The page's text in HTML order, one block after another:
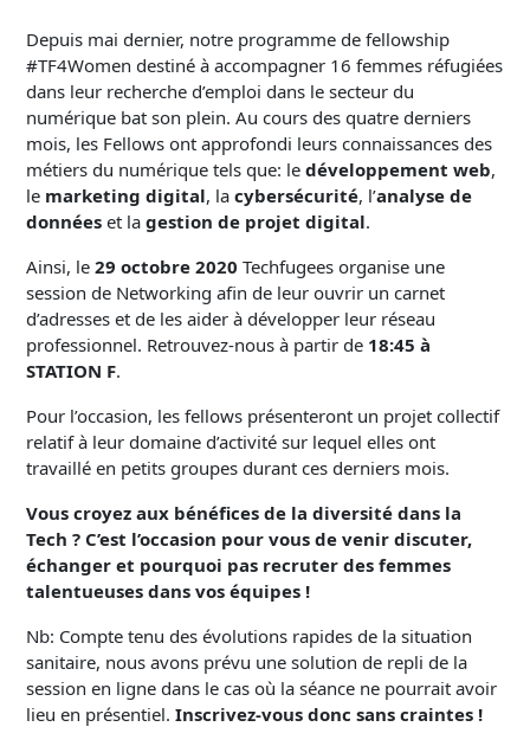
Depuis mai dernier, notre programme de fellowship
#TF4Women destiné à accompagner 16 femmes réfugiées
dans leur recherche d’emploi dans le secteur du
numérique bat son plein. Au cours des quatre derniers
mois, les Fellows ont approfondi leurs connaissances des
métiers du numérique tels que: le développement web,
le marketing digital, la cybersécurité, l’analyse de
données et la gestion de projet digital.
Ainsi, le 29 octobre 2020 Techfugees organise une
session de Networking afin de leur ouvrir un carnet
d’adresses et de les aider à développer leur réseau
professionnel. Retrouvez-nous à partir de 18:45 à
STATION F.
Pour l’occasion, les fellows présenteront un projet collectif
relatif à leur domaine d’activité sur lequel elles ont
travaillé en petits groupes durant ces derniers mois.
Vous croyez aux bénéfices de la diversité dans la
Tech ? C’est l’occasion pour vous de venir discuter,
échanger et pourquoi pas recruter des femmes
talentueuses dans vos équipes !
Nb: Compte tenu des évolutions rapides de la situation
sanitaire, nous avons prévu une solution de repli de la
session en ligne dans le cas où la séance ne pourrait avoir
lieu en présentiel. Inscrivez-vous donc sans craintes !